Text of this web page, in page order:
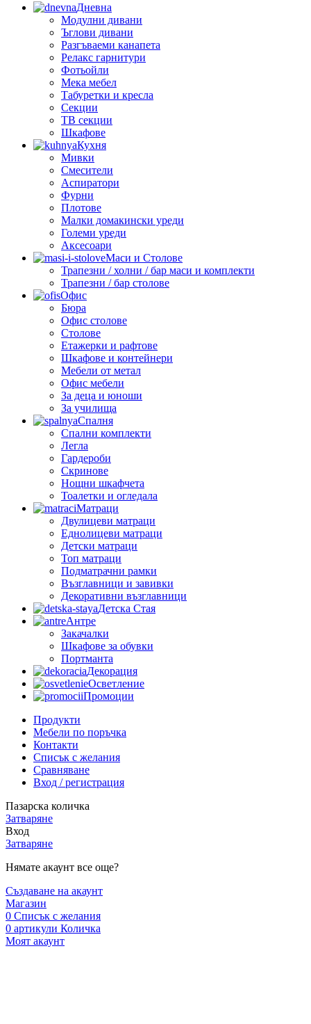
Дневна
Модулни дивани
Ъглови дивани
Разгъваеми канапета
Релакс гарнитури
Фотьойли
Мека мебел
Табуретки и кресла
Секции
ТВ секции
Шкафове
Кухня
Мивки
Смесители
Аспиратори
Фурни
Плотове
Малки домакински уреди
Големи уреди
Аксесоари
Маси и Столове
Трапезни / холни / бар маси и комплекти
Трапезни / бар столове
Офис
Бюра
Офис столове
Столове
Етажерки и рафтове
Шкафове и контейнери
Мебели от метал
Офис мебели
За деца и юноши
За училища
Спалня
Спални комплекти
Легла
Гардероби
Скринове
Нощни шкафчета
Тоалетки и огледала
Матраци
Двулицеви матраци
Еднолицеви матраци
Детски матраци
Топ матраци
Подматрачни рамки
Възглавници и завивки
Декоративни възглавници
Детска Стая
Антре
Закачалки
Шкафове за обувки
Портманта
Декорация
Осветление
Промоции
Продукти
Мебели по поръчка
Контакти
Списък с желания
Сравняване
Вход / регистрация
Пазарска количка
Затваряне
Вход
Затваряне
Нямате акаунт все още?
Създаване на акаунт
Магазин
0 Списък с желания
0 артикули Количка
Моят акаунт